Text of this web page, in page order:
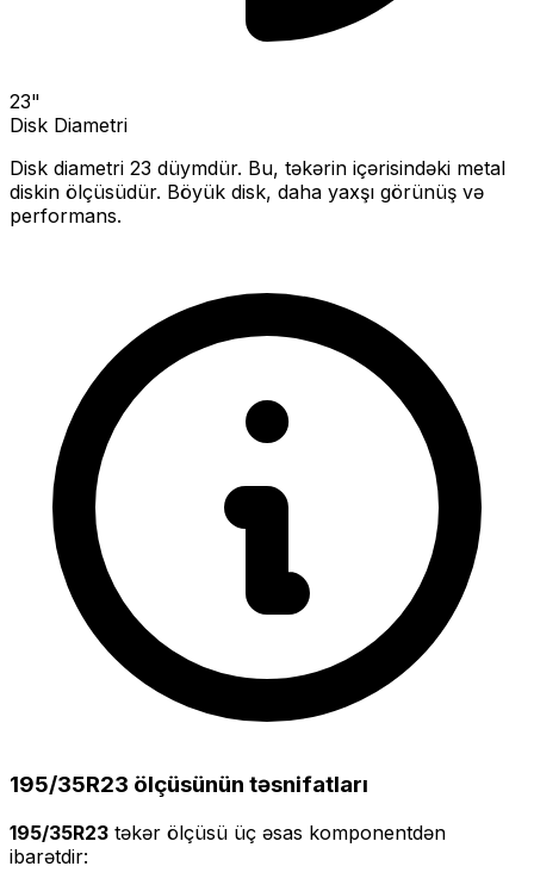
23"
Disk Diametri
Disk diametri 23 düymdür. Bu, təkərin içərisindəki metal
diskin ölçüsüdür. Böyük disk, daha yaxşı görünüş və
performans.
195/35R23 ölçüsünün təsnifatları
195/35R23 təkər ölçüsü üç əsas komponentdən
ibarətdir: